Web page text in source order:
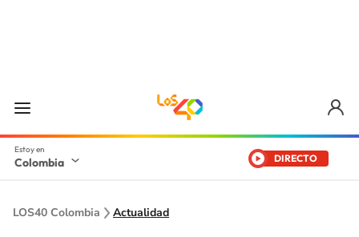
Colombia DIRECTO
LOS40 Colombia Actualidad